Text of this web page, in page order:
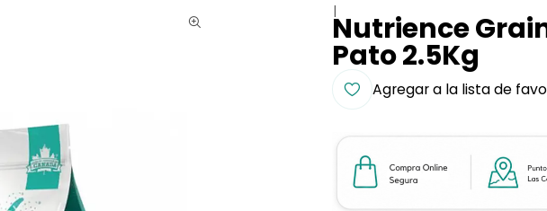
|Nutrience
Pato 2.5Kg
Agregar a la lista de